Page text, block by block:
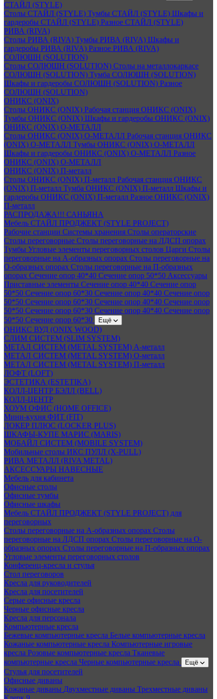
СТАЙЛ (STYLE)
Столы СТАЙЛ (STYLE) Тумбы СТАЙЛ (STYLE) Шкафы и
гардеробы СТАЙЛ (STYLE) Разное СТАЙЛ (STYLE)
РИВА (RIVA)
Столы РИВА (RIVA) Тумбы РИВА (RIVA) Шкафы и
гардеробы РИВА (RIVA) Разное РИВА (RIVA)
СОЛЮШН (SOLUTION)
Столы СОЛЮШН (SOLUTION) Столы на металлокаркасе
СОЛЮШН (SOLUTION) Тумба СОЛЮШН (SOLUTION)
Шкафы и гардеробы СОЛЮШН (SOLUTION) Разное
СОЛЮШН (SOLUTION)
ОНИКС (ONIX)
Столы ОНИКС (ONIX) Рабочая станция ОНИКС (ONIX)
Тумбы ОНИКС (ONIX) Шкафы и гардеробы ОНИКС (ONIX)
ОНИКС (ONIX) O-МЕТАЛЛ
Столы ОНИКС (ONIX) O-МЕТАЛЛ Рабочая станция ОНИКС
(ONIX) O-МЕТАЛЛ Тумбы ОНИКС (ONIX) O-МЕТАЛЛ
Шкафы и гардеробы ОНИКС (ONIX) O-МЕТАЛЛ Разное
ОНИКС (ONIX) O-МЕТАЛЛ
ОНИКС (ONIX) П-металл
Столы ОНИКС (ONIX) П-металл Рабочая станция ОНИКС
(ONIX) П-металл Тумба ОНИКС (ONIX) П-металл Шкафы и
гардеробы ОНИКС (ONIX) П-металл Разное ОНИКС (ONIX)
П-металл
РАСПРОДАЖА!!! САНЬЯНА
Мебель СТАЙЛ ПРОДЖЕКТ (STYLE PROJECT)
Рабочие станции Системы хранения Столы операторские
Столы переговорные Столы переговорные на ЛДСП опорах
Тумбы Угловые элементы переговорных столов Царги Столы
переговорные на А-образных опорах Столы переговорные на
О-образных опорах Столы переговорные на П-образных
опорах Сечение опор 40*40 Сечение опор 50*50 Аксессуары
Приставные элементы Сечение опор 40*40 Сечение опор
50*50 Сечение опор 60*30 Сечение опор 40*40 Сечение опор
50*50 Сечение опор 60*30 Сечение опор 40*40 Сечение опор
50*50 Сечение опор 60*30 Сечение опор 40*40 Сечение опор
50*50 Сечение опор 60*30 Ещё
ОНИКС ВУД (ONIX WOOD)
СЛИМ СИСТЕМ (SLIM SYSTEM)
МЕТАЛ СИСТЕМ (METAL SYSTEM) А-металл
МЕТАЛ СИСТЕМ (METAL SYSTEM) О-металл
МЕТАЛ СИСТЕМ (METAL SYSTEM) П-металл
ЛОФТ (LOFT)
ЭСТЕТИКА (ESTETIKA)
КОЛЛ-ЦЕНТР БЭЛЛ (BELL)
КОЛЛ-ЦЕНТР
ХОУМ ОФИС (HOME OFFICE)
Мини-кухня ФИТ (FIT)
ЛОКЕР ПЛЮС (LOCKER PLUS)
ШКАФЫ-КУПЕ МАРИС (MARIS)
МОБАЙЛ СИСТЕМ (MOBILE SYSTEM)
Мобильные столы ИКС ПУЛЛ (X-PULL)
РИВА МЕТАЛЛ (RIVA METAL)
АКСЕССУАРЫ НАВЕСНЫЕ
Мебель для кабинета
Офисные столы
Офисные тумбы
Офисные шкафы
Мебель СТАЙЛ ПРОДЖЕКТ (STYLE PROJECT) для
переговорных
Столы переговорные на А-образных опорах Столы
переговорные на ЛДСП опорах Столы переговорные на О-
образных опорах Столы переговорные на П-образных опорах
Угловые элементы переговорных столов
Конференц-кресла и стулья
Стол переговоров
Кресла для руководителей
Кресла для посетителей
Серые офисные кресла
Черные офисные кресла
Кресла для персонала
Компьютерные кресла
Бежевые компьютерные кресла Белые компьютерные кресла
Кожаные компьютерные кресла Компьютерные игровые
кресла Розовые компьютерные кресла Тканевые
компьютерные кресла Черные компьютерные кресла Ещё
Стулья для посетителей
Офисные диваны
Кожаные диваны Двухместные диваны Трехместные диваны